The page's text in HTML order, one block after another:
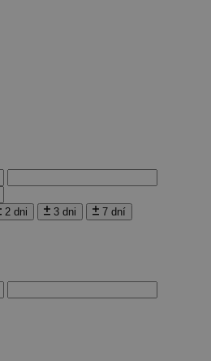
2 dni 3 dni 7 dní